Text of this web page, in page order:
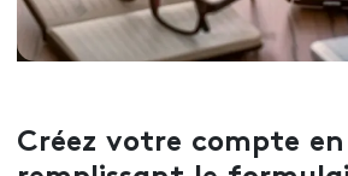
Créez votre compte